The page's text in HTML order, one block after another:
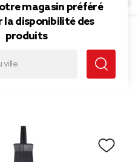
magasin préféré
la disponibilité des
produits
main Intex